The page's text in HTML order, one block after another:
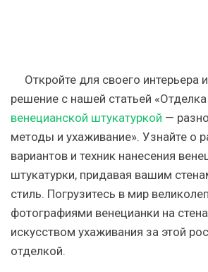
Откройте для своего интерьера
решение с нашей статьей «Отделка
венецианской штукатуркой —
методы и ухаживание». Узнайте о
вариантов и техник нанесения
штукатурки, придавая вашим
стиль. Погрузитесь в мир
фотографиями венецианки на
искусством ухаживания за этой
отделкой.